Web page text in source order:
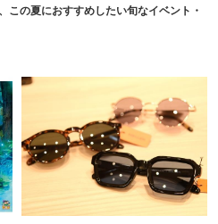
この夏におすすめしたい旬なイベント・